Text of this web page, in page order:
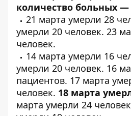
количество больных —
21 марта умерли 28
умерли 20 человек. 23
человек.
14 марта умерли 16
умерли 20 человек. 16
пациентов. 17 марта
человек. 18 марта
марта умерли 24